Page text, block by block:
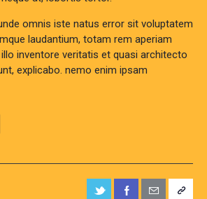
omnis iste natus error sit voluptatem
laudantium, totam rem aperiam
inventore veritatis et quasi architecto
explicabo. nemo enim ipsam